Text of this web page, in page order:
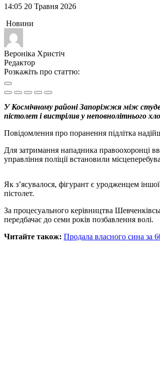
14:05 20 Травня 2026
Новини
Вероніка Христіч
Редактор
Розкажіть про статтю:
У Космічному районі Запоріжжя між
пістолет і вистрілив у неповнолітнього
Повідомлення про поранення підлітка
Для затримання нападника правоохоронці
управління поліції встановили
Як з’ясувалося, фігурант є уродженцем
пістолет.
За процесуального керівництва
передбачає до семи років позбавлення волі.
Читайте також: Продала власного сина за